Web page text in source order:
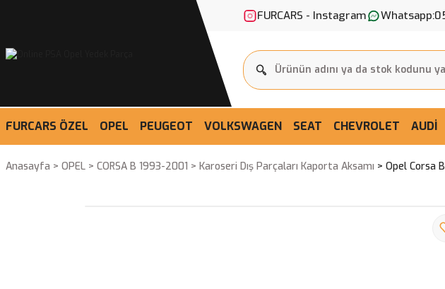
FURCARS - Instagram Whatsapp:
FURCARS ÖZEL OPEL PEUGEOT VOLKSWAGEN SEAT CHEVROLET AUDİ
Anasayfa OPEL CORSA B 1993-2001 Karoseri Dış Parçaları Kaporta Aksamı Opel Corsa